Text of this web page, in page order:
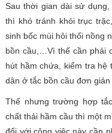
Sau thời gian dài sử
thì khó tránh khỏi trục
sinh bốc mùi hôi thối nồng
bồn cầu,…Vì thế cần phải
hút hầm chứa, kiểm tra
dân ở tắc bồn cầu đơn
Thế nhưng trường hợp
chất thải hầm cầu thì một